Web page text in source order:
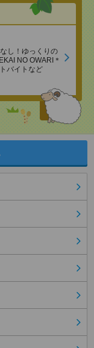
し！ゆっくりの
NO OWARI＊
バイトなど